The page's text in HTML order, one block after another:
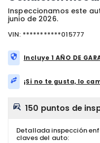
Inspeccionamos este
junio de 2026.
VIN: ***********015777
Incluye 1 AÑO DE
¡Si no te gusta, lo
150 puntos de
Detallada inspección
claves del auto: